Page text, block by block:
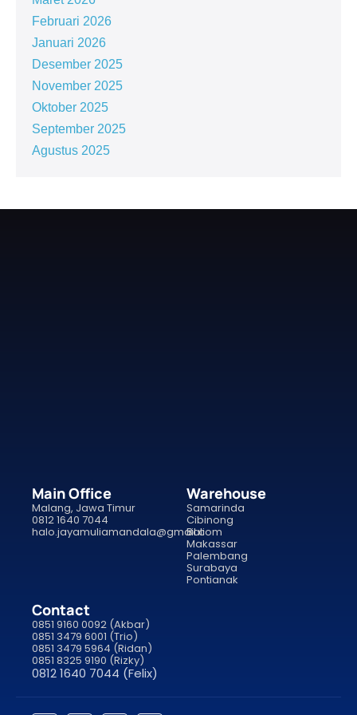
Februari 2026
Januari 2026
Desember 2025
November 2025
Oktober 2025
September 2025
Agustus 2025
Main Office
Malang, Jawa Timur
0812 1640 7044
halo.jayamuliamandala@gmail.com
Warehouse
Samarinda
Cibinong
Bali
Makassar
Palembang
Surabaya
Pontianak
Contact
0851 9160 0092 (Akbar)
0851 3479 6001 (Trio)
0851 3479 5964 (Ridan)
0851 8325 9190 (Rizky)
0812 1640 7044 (Felix)